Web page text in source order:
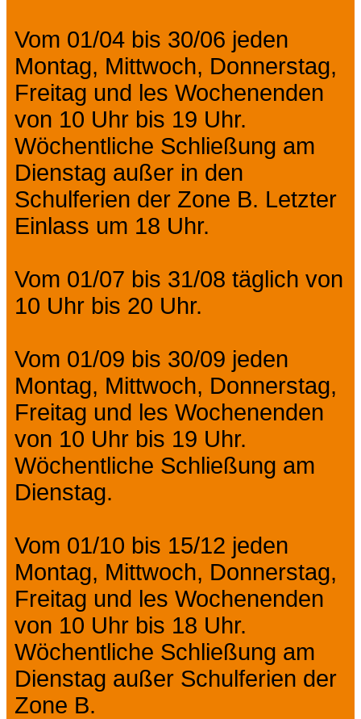
Vom 01/04 bis 30/06 jeden
Montag, Mittwoch, Donnerstag,
Freitag und les Wochenenden
von 10 Uhr bis 19 Uhr.
Wöchentliche Schließung am
Dienstag außer in den
Schulferien der Zone B. Letzter
Einlass um 18 Uhr.
Vom 01/07 bis 31/08 täglich von
10 Uhr bis 20 Uhr.
Vom 01/09 bis 30/09 jeden
Montag, Mittwoch, Donnerstag,
Freitag und les Wochenenden
von 10 Uhr bis 19 Uhr.
Wöchentliche Schließung am
Dienstag.
Vom 01/10 bis 15/12 jeden
Montag, Mittwoch, Donnerstag,
Freitag und les Wochenenden
von 10 Uhr bis 18 Uhr.
Wöchentliche Schließung am
Dienstag außer Schulferien der
Zone B.